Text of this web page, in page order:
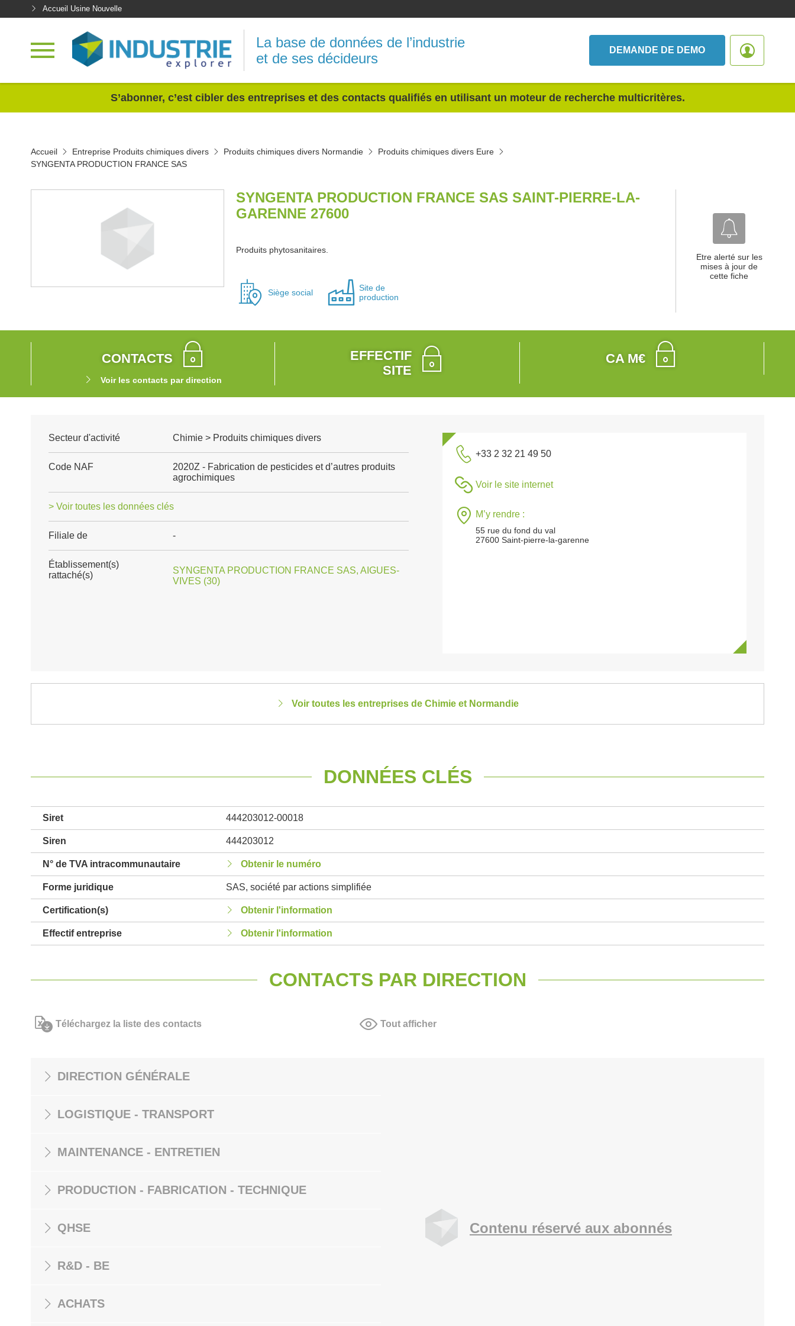
Accueil Usine Nouvelle
La base de données de l’industrie
et de ses décideurs
DEMANDE DE DEMO
S’abonner, c’est cibler des entreprises et des contacts qualifiés en utilisant un moteur de recherche multicritères.
Accueil Entreprise Produits chimiques divers Produits chimiques divers Normandie
Produits chimiques divers Eure
SYNGENTA PRODUCTION FRANCE SAS
SYNGENTA PRODUCTION FRANCE SAS SAINT-PIERRE-LA-
GARENNE 27600
Produits phytosanitaires.
Siège social
Site de
production
Etre alerté sur les
mises à jour de
cette fiche
CONTACTS
Voir les contacts par direction
EFFECTIF
SITE
CA M€
Secteur d'activité Chimie > Produits chimiques divers
Code NAF
2020Z - Fabrication de pesticides et d’autres produits
agrochimiques
> Voir toutes les données clés
Filiale de -
Établissement(s)
rattaché(s)
SYNGENTA PRODUCTION FRANCE SAS, AIGUES-
VIVES (30)
+33 2 32 21 49 50
Voir le site internet
M’y rendre :
55 rue du fond du val
27600 Saint-pierre-la-garenne
Voir toutes les entreprises de Chimie et Normandie
DONNÉES CLÉS
Siret 444203012-00018
Siren 444203012
N° de TVA intracommunautaire Obtenir le numéro
Forme juridique SAS, société par actions simplifiée
Certification(s) Obtenir l'information
Effectif entreprise Obtenir l'information
CONTACTS PAR DIRECTION
Téléchargez la liste des contacts Tout afficher
DIRECTION GÉNÉRALE
LOGISTIQUE - TRANSPORT
MAINTENANCE - ENTRETIEN
PRODUCTION - FABRICATION - TECHNIQUE
QHSE
R&D - BE
ACHATS
Contenu réservé aux abonnés